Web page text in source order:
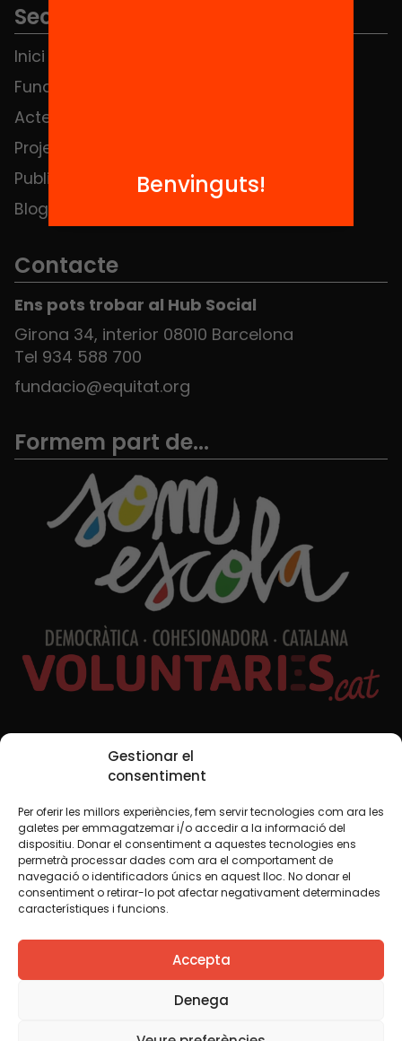
Gestionar el
consentiment
Per oferir les millors experiències, fem servir tecnologies com ara les
galetes per emmagatzemar i/o accedir a la informació del
dispositiu. Donar el consentiment a aquestes tecnologies ens
permetrà processar dades com ara el comportament de
navegació o identificadors únics en aquest lloc. No donar el
consentiment o retirar-lo pot afectar negativament determinades
característiques i funcions.
Accepta
Denega
Seccions
Inici
Fundació
Actes
Projectes
Publicacions i vídeos
Blog
Contacte
Ens pots trobar al Hub Social
Girona 34, interior 08010 Barcelona
Tel 934 588 700
fundacio@equitat.org
Formem part de...
Xarxes Socials
TWT YTB IG FB IN
Avís legalPolítica de cookies
Creiem que el coneixement s’ha de compartir. Per això
fem servir una llicència Creative Commons, llevat que en
algun material indiquem el contrari. Us animem a copiar,
redistribuir, remesclar o transformar i crear els continguts
comercial. Només us demanem que reconegueu
Benvinguts!